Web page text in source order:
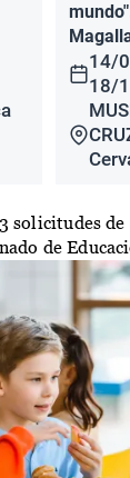
14/
18/
solicitudes
de